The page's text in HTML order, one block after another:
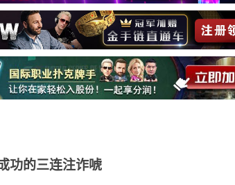
功的三连注诈唬